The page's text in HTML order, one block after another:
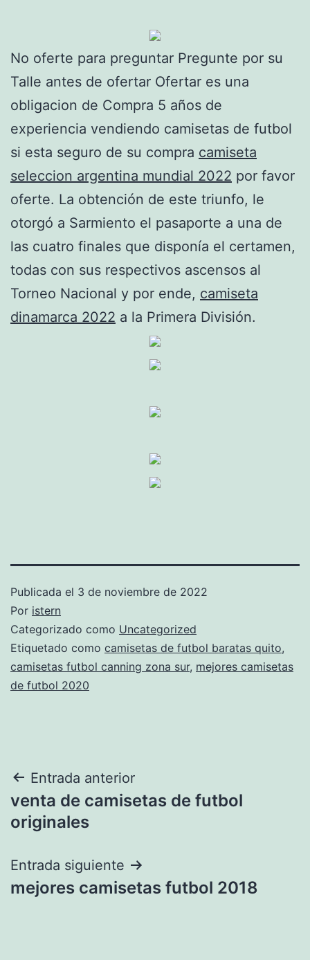
No oferte para preguntar Pregunte por su
Talle antes de ofertar Ofertar es una
obligacion de Compra 5 años de
experiencia vendiendo camisetas de futbol
si esta seguro de su compra camiseta
seleccion argentina mundial 2022 por favor
oferte. La obtención de este triunfo, le
otorgó a Sarmiento el pasaporte a una de
las cuatro finales que disponía el certamen,
todas con sus respectivos ascensos al
Torneo Nacional y por ende, camiseta
dinamarca 2022 a la Primera División.
Publicada el 3 de noviembre de 2022
Por istern
Categorizado como Uncategorized
Etiquetado como camisetas de futbol baratas quito,
camisetas futbol canning zona sur, mejores camisetas
de futbol 2020
Navegación
de
Entrada anterior
venta de camisetas de futbol
originales
Entrada siguiente
mejores camisetas futbol 2018